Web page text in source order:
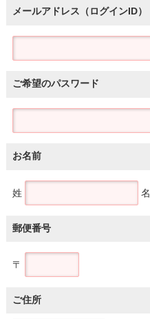
メールアドレス（ログインID）
ご希望のパスワード
お名前
姓 名
郵便番号
〒
ご住所